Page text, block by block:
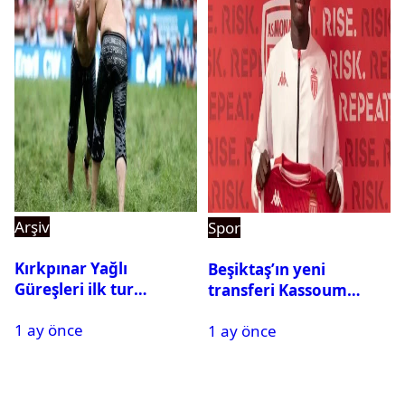
Arşiv
Kırkpınar Yağlı
Güreşleri ilk tur
2. tura geçen
1 ay önce
Spor
Beşiktaş’ın yeni
transferi Kassoum
gelecek? Resmi
1 ay önce